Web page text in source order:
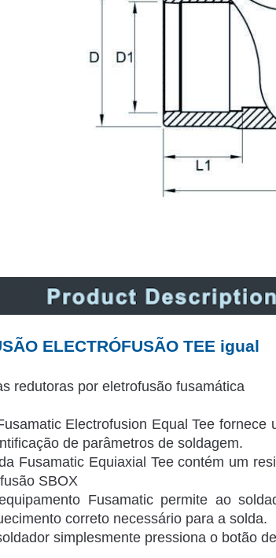
ELECTRÓFUSÃO TEE igual
redutoras por eletrofusão fusamática
Electrofusion Equal Tee
de parâmetros de soldagem.
Fusamatic Equiaxial Tee contém um
SBOX
Fusamatic permite ao
correto necessário para a solda.
simplesmente pressiona o botão